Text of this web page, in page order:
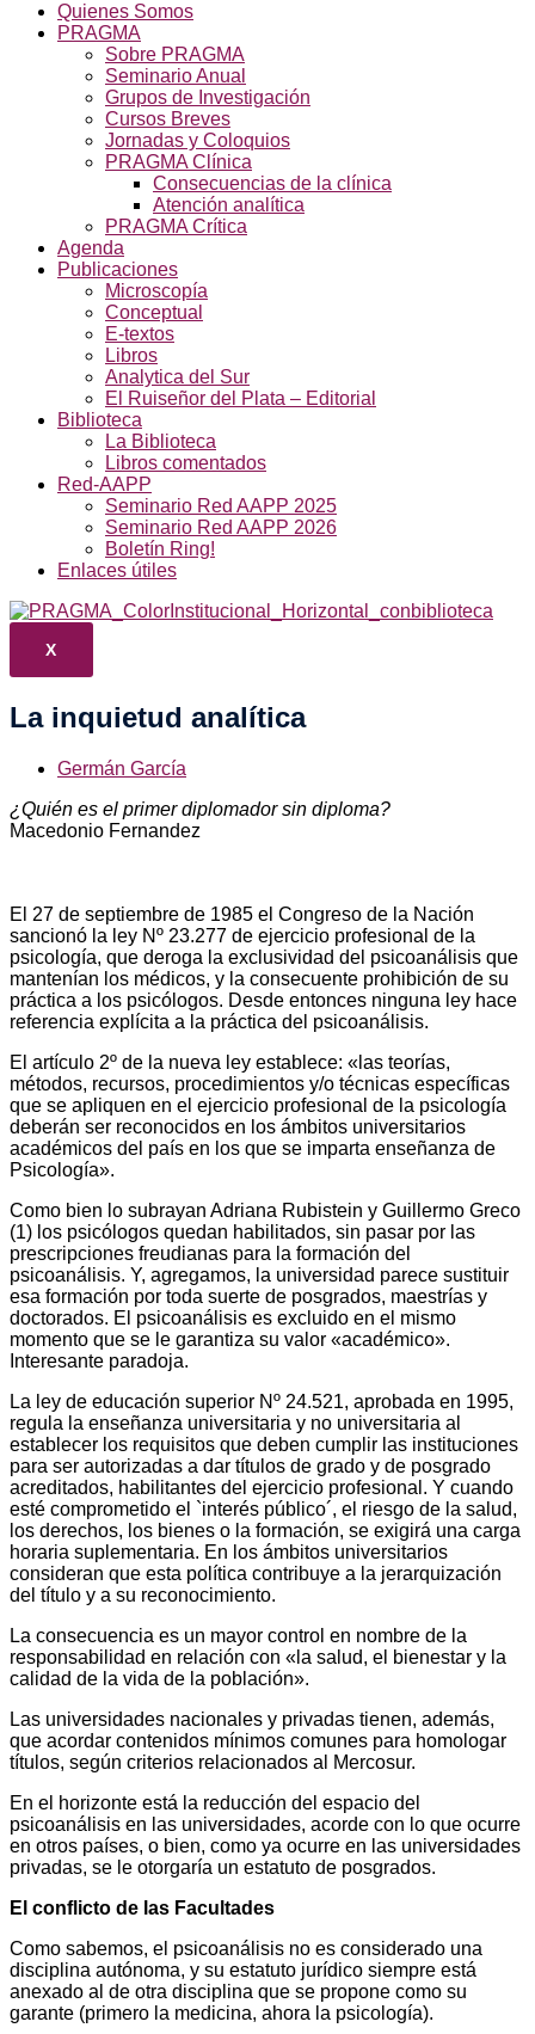
Quienes Somos
PRAGMA
Sobre PRAGMA
Seminario Anual
Grupos de Investigación
Cursos Breves
Jornadas y Coloquios
PRAGMA Clínica
Consecuencias de la clínica
Atención analítica
PRAGMA Crítica
Agenda
Publicaciones
Microscopía
Conceptual
E-textos
Libros
Analytica del Sur
El Ruiseñor del Plata – Editorial
Biblioteca
La Biblioteca
Libros comentados
Red-AAPP
Seminario Red AAPP 2025
Seminario Red AAPP 2026
Boletín Ring!
Enlaces útiles
X
La inquietud analítica
Germán García
¿Quién es el primer diplomador sin diploma?
Macedonio Fernandez
El 27 de septiembre de 1985 el Congreso de la Nación
sancionó la ley Nº 23.277 de ejercicio profesional de la
psicología, que deroga la exclusividad del psicoanálisis que
mantenían los médicos, y la consecuente prohibición de su
práctica a los psicólogos. Desde entonces ninguna ley hace
referencia explícita a la práctica del psicoanálisis.
El artículo 2º de la nueva ley establece: «las teorías,
métodos, recursos, procedimientos y/o técnicas específicas
que se apliquen en el ejercicio profesional de la psicología
deberán ser reconocidos en los ámbitos universitarios
académicos del país en los que se imparta enseñanza de
Psicología».
Como bien lo subrayan Adriana Rubistein y Guillermo Greco
(1) los psicólogos quedan habilitados, sin pasar por las
prescripciones freudianas para la formación del
psicoanálisis. Y, agregamos, la universidad parece sustituir
esa formación por toda suerte de posgrados, maestrías y
doctorados. El psicoanálisis es excluido en el mismo
momento que se le garantiza su valor «académico».
Interesante paradoja.
La ley de educación superior Nº 24.521, aprobada en 1995,
regula la enseñanza universitaria y no universitaria al
establecer los requisitos que deben cumplir las instituciones
para ser autorizadas a dar títulos de grado y de posgrado
acreditados, habilitantes del ejercicio profesional. Y cuando
esté comprometido el `interés público´, el riesgo de la salud,
los derechos, los bienes o la formación, se exigirá una carga
horaria suplementaria. En los ámbitos universitarios
consideran que esta política contribuye a la jerarquización
del título y a su reconocimiento.
La consecuencia es un mayor control en nombre de la
responsabilidad en relación con «la salud, el bienestar y la
calidad de la vida de la población».
Las universidades nacionales y privadas tienen, además,
que acordar contenidos mínimos comunes para homologar
títulos, según criterios relacionados al Mercosur.
En el horizonte está la reducción del espacio del
psicoanálisis en las universidades, acorde con lo que ocurre
en otros países, o bien, como ya ocurre en las universidades
privadas, se le otorgaría un estatuto de posgrados.
El conflicto de las Facultades
Como sabemos, el psicoanálisis no es considerado una
disciplina autónoma, y su estatuto jurídico siempre está
anexado al de otra disciplina que se propone como su
garante (primero la medicina, ahora la psicología).